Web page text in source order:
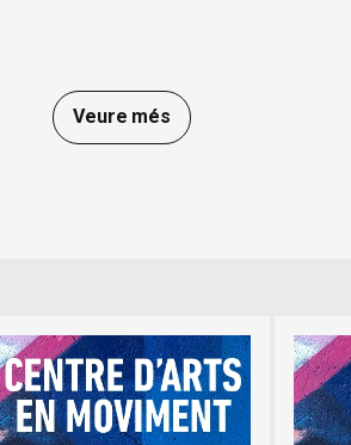
Veure més